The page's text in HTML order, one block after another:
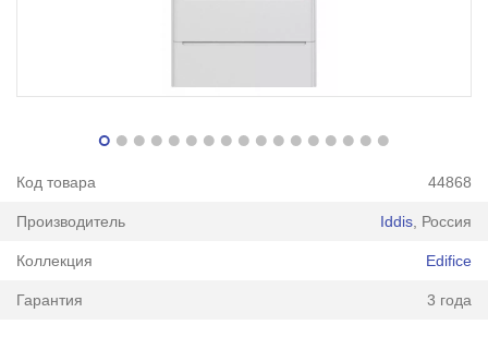
Код товара 44868
Производитель Iddis , Россия
Коллекция Edifice
Гарантия 3 года